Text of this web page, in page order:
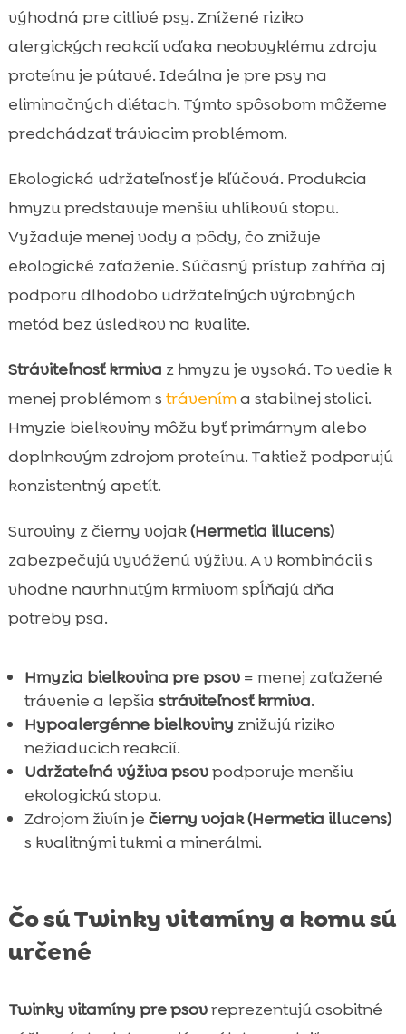
výhodná pre citlivé psy. Znížené riziko
alergických reakcií vďaka neobvyklému zdroju
proteínu je pútavé. Ideálna je pre psy na
eliminačných diétach. Týmto spôsobom môžeme
predchádzať tráviacim problémom.
Ekologická udržateľnosť je kľúčová. Produkcia
hmyzu predstavuje menšiu uhlíkovú stopu.
Vyžaduje menej vody a pôdy, čo znižuje
ekologické zaťaženie. Súčasný prístup zahŕňa aj
podporu dlhodobo udržateľných výrobných
metód bez úsledkov na kvalite.
Stráviteľnosť krmiva z hmyzu je vysoká. To vedie k
menej problémom s tráveníma stabilnej stolici.
Hmyzie bielkoviny môžu byť primárnym alebo
doplnkovým zdrojom proteínu. Taktiež podporujú
konzistentný apetít.
Suroviny z čierny vojak(Hermetia illucens)
zabezpečujú vyváženú výživu. A v kombinácii s
vhodne navrhnutým krmivom spĺňajú dňa
potreby psa.
Hmyzia bielkovina pre psov= menej zaťažené
trávenie a lepšia stráviteľnosť krmiva.
Hypoalergénne bielkoviny znižujú riziko
nežiaducich reakcií.
Udržateľná výživa psovpodporuje menšiu
ekologickú stopu.
Zdrojom živín je čierny vojak (Hermetia illucens)
s kvalitnými tukmi a minerálmi.
Čo sú Twinky vitamíny a komu sú
určené
Twinky vitamíny pre psovreprezentujú osobitné